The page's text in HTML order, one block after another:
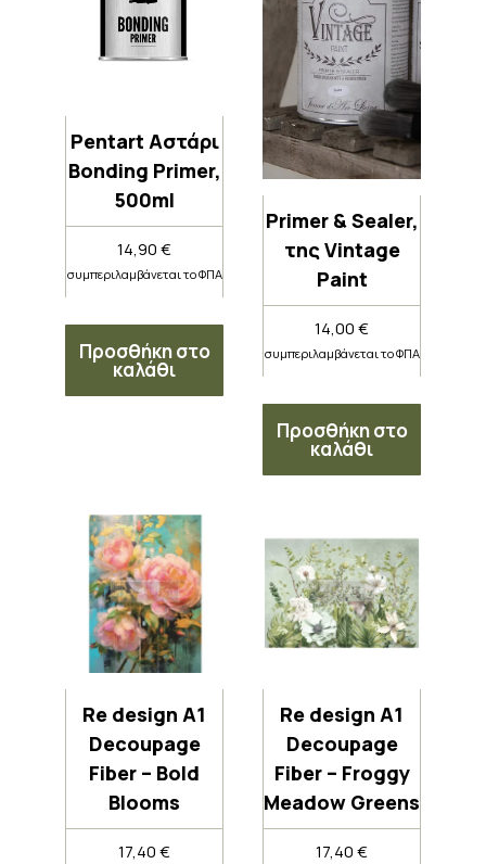
Pentart Αστάρι
Bonding Primer,
500ml
14,90€
συμπεριλαμβάνεται το ΦΠΑ
Προσθήκη στο
καλάθι
Primer & Sealer,
της Vintage
Paint
14,00€
συμπεριλαμβάνεται το ΦΠΑ
Προσθήκη στο
καλάθι
Re design A1
Decoupage
Fiber – Bold
Blooms
17,40€
Re design A1
Decoupage
Fiber – Froggy
Meadow Greens
17,40€